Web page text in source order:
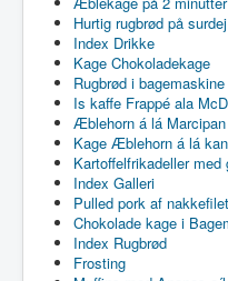
Hurtig rugbrød på surdej
Index Drikke
Kage Chokoladekage
Rugbrød i bagemaskine
Is kaffe Frappé ala
Æblehorn á lá Marcipan
Kage Æblehorn á lá
Kartoffelfrikadeller med
Index Galleri
Pulled pork af nakkefilet
Chokolade kage i
Index Rugbrød
Frosting